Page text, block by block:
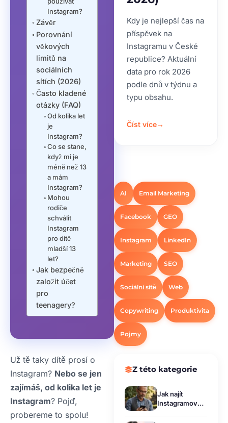
Instagram?
Závěr
Porovnání
věkových
limitů na
sociálních
sítích (2026)
Často kladené
otázky (FAQ)
Od kolika let
je
Instagram?
Co se stane,
když mi je
méně než 13
a mám
Instagram?
Mohou
rodiče
schválit
Instagram
pro dítě
mladší 13
let?
Jak bezpečně
založit účet
pro
teenagery?
Už tě taky dítě prosí o
Instagram? Nebo se jen
zajímáš, od kolika let je
Instagram? Pojď,
probereme to spolu!
Kdy je nejlepší čas na
příspěvek na
Instagramu v České
republice? Aktuální
data pro rok 2026
podle dnů v týdnu a
typu obsahu.
Číst více→
AI Email Marketing
Facebook GEO
Instagram LinkedIn
Marketing SEO
Sociální sítě Web
Copywriting Produktivita
Pojmy
Z této kategorie
Jak najít
Instagramový